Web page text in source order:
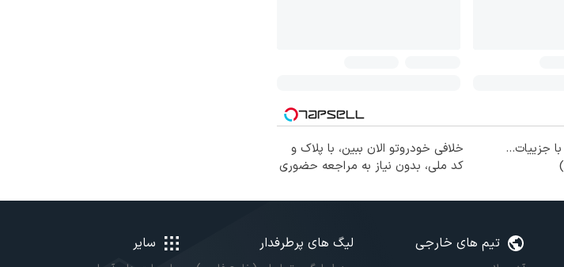
دریافت خلافی۱۴۰۴ با جزییات...
خلافی خودروتو الان ببین، با پلاک و
کد ملی، بدون نیاز به مراجعه حضوری
تیم های خارجی لیگ های پرطرفدار سایر